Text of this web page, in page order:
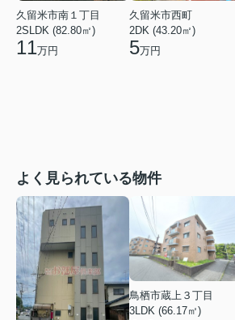
久留米市南１丁目
2SLDK (82.80㎡)
11万円
久留米市西町
2DK (43.20㎡)
5万円
よく見られている物件
鳥栖市蔵上３丁目
3LDK (66.17㎡)